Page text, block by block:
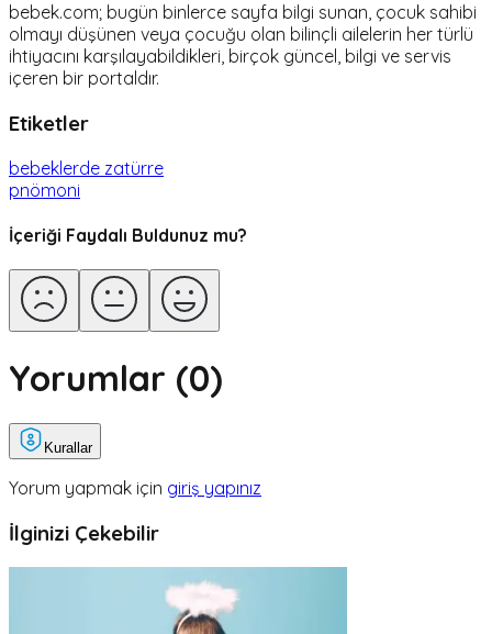
bebek.com; bugün binlerce sayfa bilgi sunan, çocuk sahibi
olmayı düşünen veya çocuğu olan bilinçli ailelerin her türlü
ihtiyacını karşılayabildikleri, birçok güncel, bilgi ve servis
içeren bir portaldır.
Etiketler
bebeklerde zatürre
pnömoni
İçeriği Faydalı Buldunuz mu?
Yorumlar (0)
Kurallar
Yorum yapmak için giriş yapınız
İlginizi Çekebilir